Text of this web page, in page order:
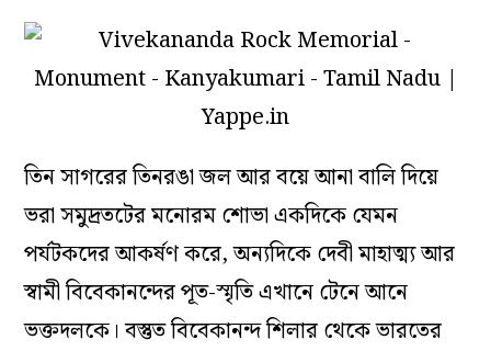
তিন সাগরের তিনরঙা জল আর বয়ে আনা বালি দিয়ে
ভরা সমুদ্রতটের মনোরম শোভা একদিকে যেমন
পর্যটকদের আকর্ষণ করে, অন্যদিকে দেবী মাহাত্ম্য আর
স্বামী বিবেকানন্দের পূত-স্মৃতি এখানে টেনে আনে
ভক্তদলকে। বস্তুত বিবেকানন্দ শিলার থেকে ভারতের